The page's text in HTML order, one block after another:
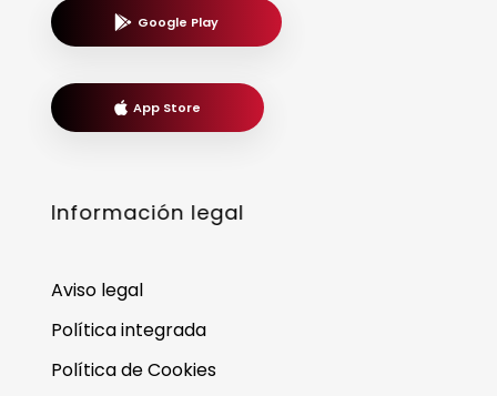
Google Play
App Store
Información legal
Aviso legal
Política integrada
Política de Cookies